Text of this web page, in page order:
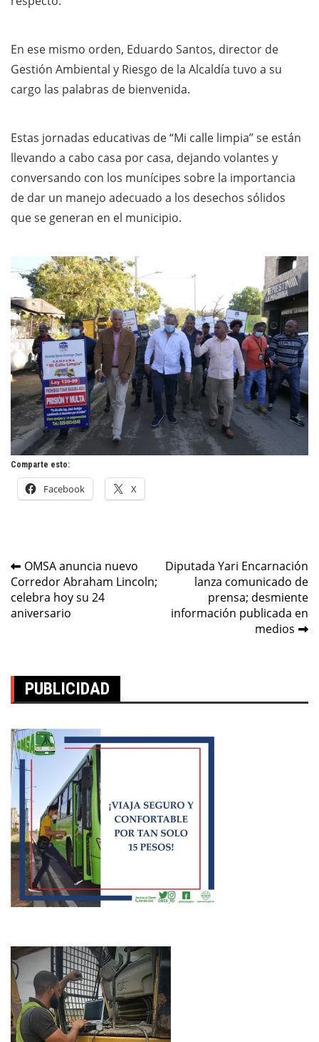
En ese mismo orden, Eduardo Santos, director de
Gestión Ambiental y Riesgo de la Alcaldía tuvo a su
cargo las palabras de bienvenida.
Estas jornadas educativas de “Mi calle limpia” se están
llevando a cabo casa por casa, dejando volantes y
conversando con los munícipes sobre la importancia
de dar un manejo adecuado a los desechos sólidos
que se generan en el municipio.
Comparte esto:
Facebook X
Navegación
de
entradas
OMSA anuncia nuevo
Corredor Abraham Lincoln;
celebra hoy su 24
aniversario
Diputada Yari Encarnación
lanza comunicado de
prensa; desmiente
información publicada en
medios
PUBLICIDAD